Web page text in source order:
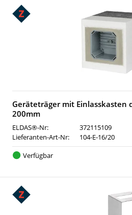
Geräteträger mit Einlasskasten
200mm
ELDAS®-Nr:
372115109
Lieferanten-Art-Nr:
104-E-16/20
Verfügbar